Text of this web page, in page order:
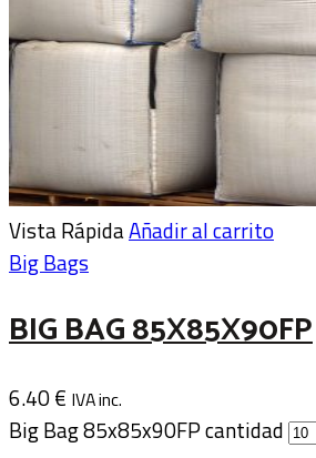
Vista RápidaAñadir al carrito
Big Bags
BIG BAG 85X85X90FP
6.40€ IVA inc.
Big Bag 85x85x90FP cantidad